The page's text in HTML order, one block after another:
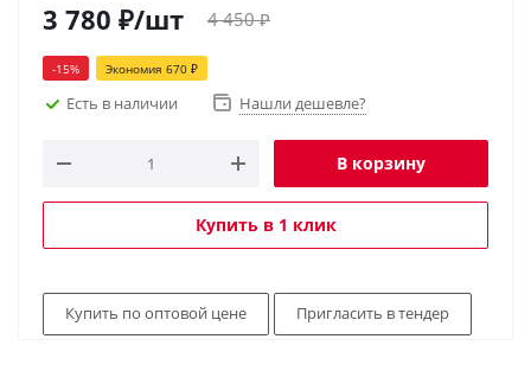
3 780 ₽/шт 4 450₽
-15% Экономия 670 ₽
Есть в наличии Нашли дешевле?
В корзину
Купить в 1 клик
Купить по оптовой цене Пригласить в тендер